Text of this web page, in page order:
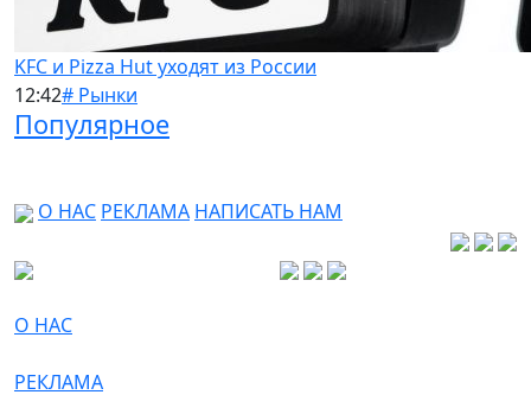
KFC и Pizza Hut уходят из России
12:42# Рынки
Популярное
О НАС РЕКЛАМА НАПИСАТЬ НАМ
О НАС
РЕКЛАМА